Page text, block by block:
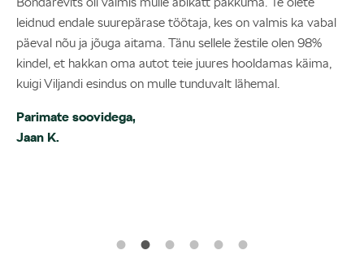
Rain J.
leidnud endale suurepärase töötaja, kes on valmis ka vabal
päeval nõu ja jõuga aitama. Tänu sellele žestile olen 98%
kindel, et hakkan oma autot teie juures hooldamas käima,
kuigi Viljandi esindus on mulle tunduvalt lähemal.
Parimate soovidega,
Jaan K.
Lugupidamisega,